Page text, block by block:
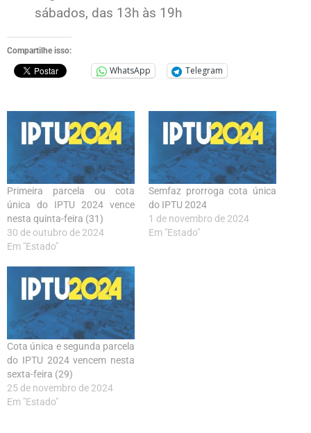
sábados, das 13h às 19h
Compartilhe isso:
WhatsApp Telegram
Primeira parcela ou cota
única do IPTU 2024 vence
nesta quinta-feira (31)
30 de outubro de 2024
Em "Estado"
Semfaz prorroga cota única
do IPTU 2024
1 de novembro de 2024
Em "Estado"
Cota única e segunda parcela
do IPTU 2024 vencem nesta
sexta-feira (29)
25 de novembro de 2024
Em "Estado"